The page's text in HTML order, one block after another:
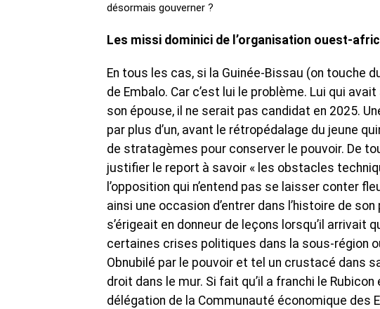
désormais gouverner ?
Les missi dominici de l’organisation ouest-
En tous les cas, si la Guinée-Bissau (on touche
de Embalo. Car c’est lui le problème. Lui qui
son épouse, il ne serait pas candidat en 2025.
par plus d’un, avant le rétropédalage du jeune
de stratagèmes pour conserver le pouvoir. De
justifier le report à savoir « les obstacles
l’opposition qui n’entend pas se laisser conter
ainsi une occasion d’entrer dans l’histoire de
s’érigeait en donneur de leçons lorsqu’il arrivait
certaines crises politiques dans la sous-région
Obnubilé par le pouvoir et tel un crustacé dans
droit dans le mur. Si fait qu’il a franchi le
délégation de la Communauté économique des